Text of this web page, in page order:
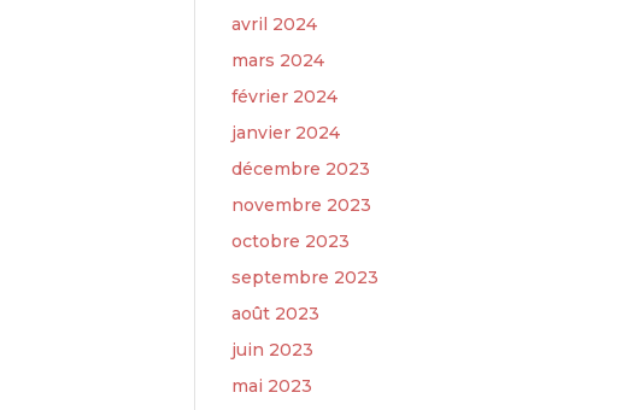
avril 2024
mars 2024
février 2024
janvier 2024
décembre 2023
novembre 2023
octobre 2023
septembre 2023
août 2023
juin 2023
mai 2023